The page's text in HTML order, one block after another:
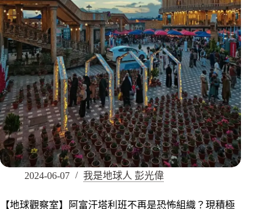
2024-06-07 我是地球人 彭光偉
【地球觀察室】阿富汗塔利班不再是恐怖組織？現積極